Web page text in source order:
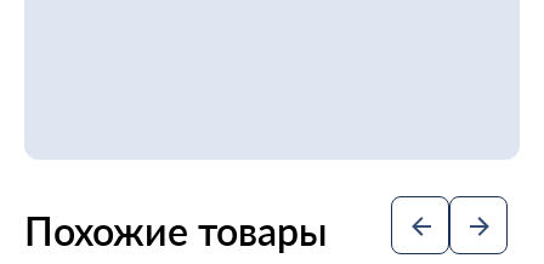
Похожие товары